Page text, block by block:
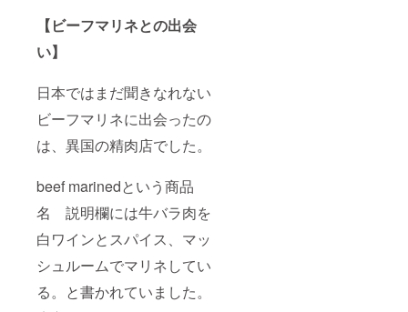
【ビーフマリネとの出会
い】
日本ではまだ聞きなれない
ビーフマリネに出会ったの
は、異国の精肉店でした。
beef marinedという商品
名 説明欄には牛バラ肉を
白ワインとスパイス、マッ
シュルームでマリネしてい
る。と書かれていました。